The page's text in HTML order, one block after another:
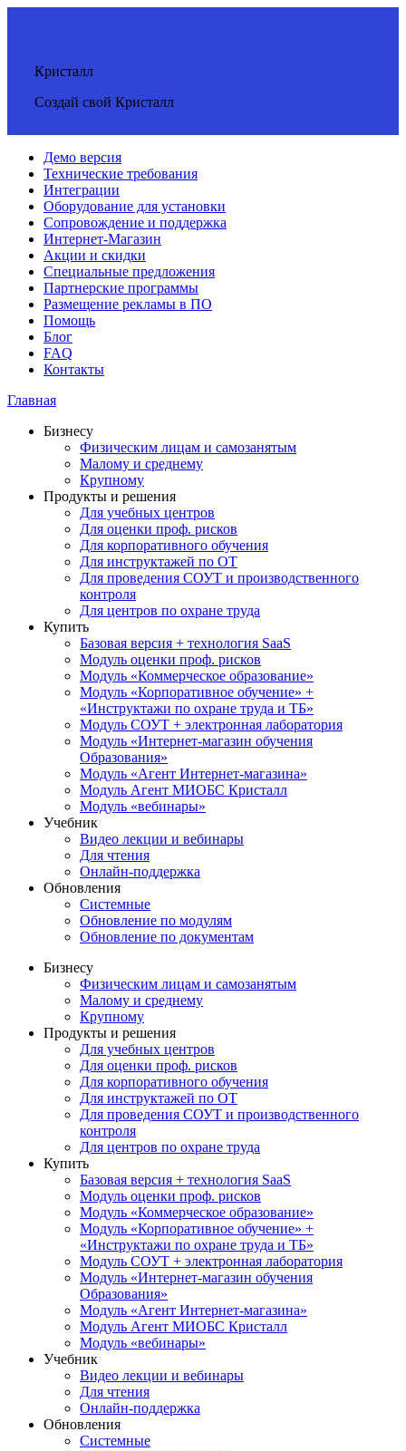
Кристалл
Создай свой Кристалл
Демо версия
Технические требования
Интеграции
Оборудование для установки
Сопровождение и поддержка
Интернет-Магазин
Акции и скидки
Специальные предложения
Партнерские программы
Размещение рекламы в ПО
Помощь
Блог
FAQ
Контакты
Главная
Бизнесу
Физическим лицам и самозанятым
Малому и среднему
Крупному
Продукты и решения
Для учебных центров
Для оценки проф. рисков
Для корпоративного обучения
Для инструктажей по ОТ
Для проведения СОУТ и производственного
контроля
Для центров по охране труда
Купить
Базовая версия + технология SaaS
Модуль оценки проф. рисков
Модуль «Коммерческое образование»
Модуль «Корпоративное обучение» +
«Инструктажи по охране труда и ТБ»
Модуль СОУТ + электронная лаборатория
Модуль «Интернет-магазин обучения
Образования»
Модуль «Агент Интернет-магазина»
Модуль Агент МИОБС Кристалл
Модуль «вебинары»
Учебник
Видео лекции и вебинары
Для чтения
Онлайн-поддержка
Обновления
Системные
Обновление по модулям
Обновление по документам
Бизнесу
Физическим лицам и самозанятым
Малому и среднему
Крупному
Продукты и решения
Для учебных центров
Для оценки проф. рисков
Для корпоративного обучения
Для инструктажей по ОТ
Для проведения СОУТ и производственного
контроля
Для центров по охране труда
Купить
Базовая версия + технология SaaS
Модуль оценки проф. рисков
Модуль «Коммерческое образование»
Модуль «Корпоративное обучение» +
«Инструктажи по охране труда и ТБ»
Модуль СОУТ + электронная лаборатория
Модуль «Интернет-магазин обучения
Образования»
Модуль «Агент Интернет-магазина»
Модуль Агент МИОБС Кристалл
Модуль «вебинары»
Учебник
Видео лекции и вебинары
Для чтения
Онлайн-поддержка
Обновления
Системные